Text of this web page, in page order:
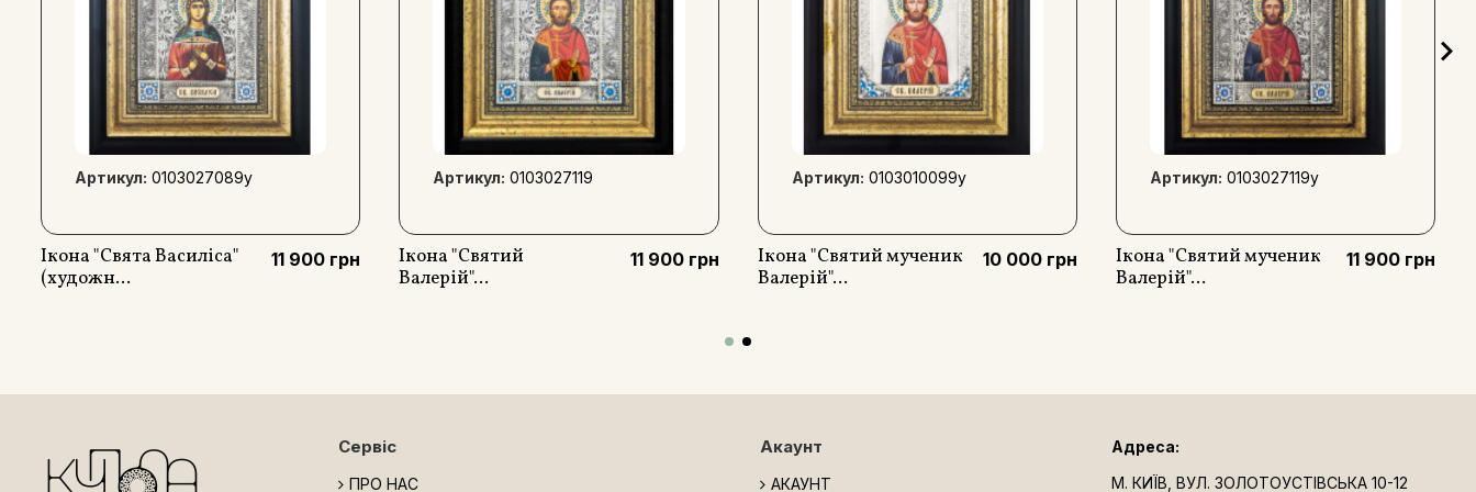
Артикул: 0103027089y
Ікона "Свята Василіса"
(художн...
11 900 грн
Артикул: 0103027119
Ікона "Святий
Валерій"...
11 900 грн
Артикул: 0103010099y
Ікона "Святий мученик
Валерій"...
10 000 грн
Артикул: 0103027119y
Ікона "Святий мученик
Валерій"...
11 900 грн
Сервіс
ПРО НАС
Акаунт
АКАУНТ
Адреса:
М. КИЇВ, ВУЛ. ЗОЛОТОУСТІВСЬКА 10-12